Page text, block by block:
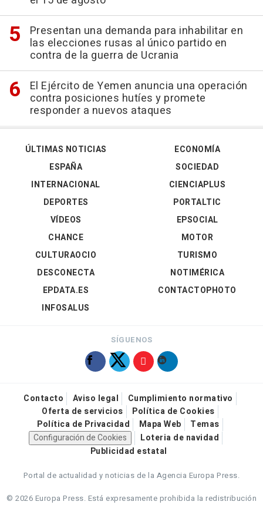
Presentan una demanda para inhabilitar en
las elecciones rusas al único partido en
contra de la guerra de Ucrania
El Ejército de Yemen anuncia una operación
contra posiciones hutíes y promete
responder a nuevos ataques
ÚLTIMAS NOTICIAS
ESPAÑA
INTERNACIONAL
DEPORTES
VÍDEOS
ECONOMÍA
SOCIEDAD
CIENCIAPLUS
PORTALTIC
EPSOCIAL
CHANCE
CULTURAOCIO
DESCONECTA
EPDATA.ES
INFOSALUS
MOTOR
TURISMO
NOTIMÉRICA
CONTACTOPHOTO
SÍGUENOS
Contacto Aviso legal
Cumplimiento normativo
Oferta de servicios
Política de Cookies
Política de Privacidad
Mapa Web
Temas
Configuración de Cookies
Loteria de navidad
Publicidad estatal
Portal de actualidad y noticias de la Agencia Europa Press.
© 2026 Europa Press. Está expresamente prohibida la redistribución